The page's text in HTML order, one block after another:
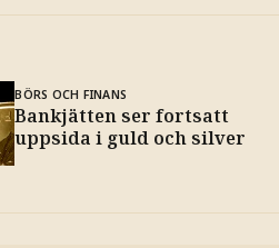
BÖRS OCH FINANS
Bankjätten ser fortsatt
uppsida i guld och silver